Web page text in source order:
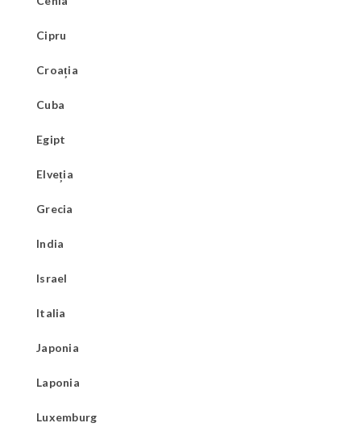
Cipru
Croația
Cuba
Egipt
Elveția
Grecia
India
Israel
Italia
Japonia
Laponia
Luxemburg